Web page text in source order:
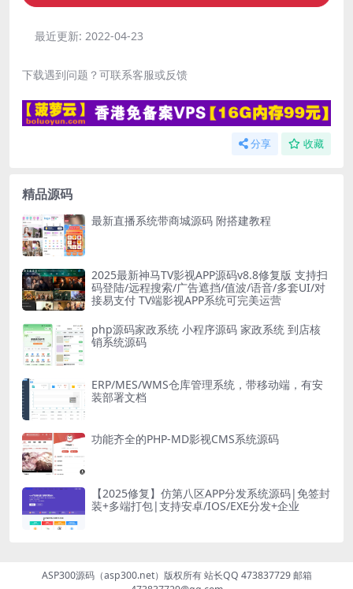
最近更新: 2022-04-23
下载遇到问题？可联系客服或反馈
分享 收藏
精品源码
最新直播系统带商城源码 附搭建教程
2025最新神马TV影视APP源码v8.8修复版 支持扫
码登陆/远程搜索/广告遮挡/值波/语音/多套UI/对
接易支付 TV端影视APP系统可完美运营
php源码家政系统 小程序源码 家政系统 到店核
销系统源码
ERP/MES/WMS仓库管理系统，带移动端，有安
装部署文档
功能齐全的PHP-MD影视CMS系统源码
【2025修复】仿第八区APP分发系统源码|免签封
装+多端打包|支持安卓/IOS/EXE分发+企业
ASP300源码（asp300.net）版权所有 站长QQ 473837729 邮箱